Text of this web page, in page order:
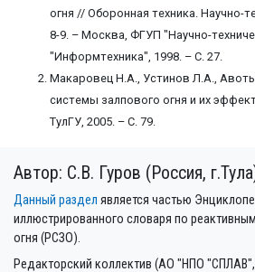
огня // Оборонная техника. Научно-
8-9. – Москва, ФГУП "Научно-
"Информтехника", 1998. – С. 27.
Макаровец Н.А., Устинов Л.А.,
системы залпового огня и их
ТулГУ, 2005. – С. 79.
Автор: С.В. Гуров (Россия,
Данный раздел является частью
иллюстрированного словаря по
огня (РСЗО).
Редакторский коллектив (АО "НПО "СПЛАВ",